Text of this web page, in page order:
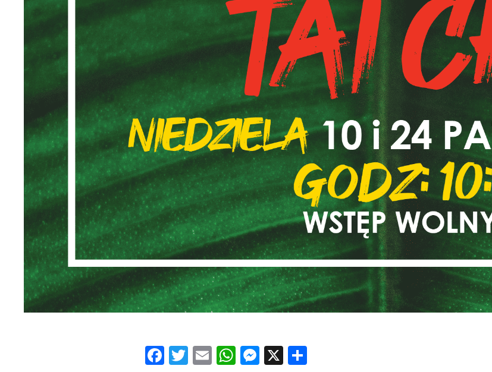
Facebook
Twitter
EmailWhatsApp
Messenger
X